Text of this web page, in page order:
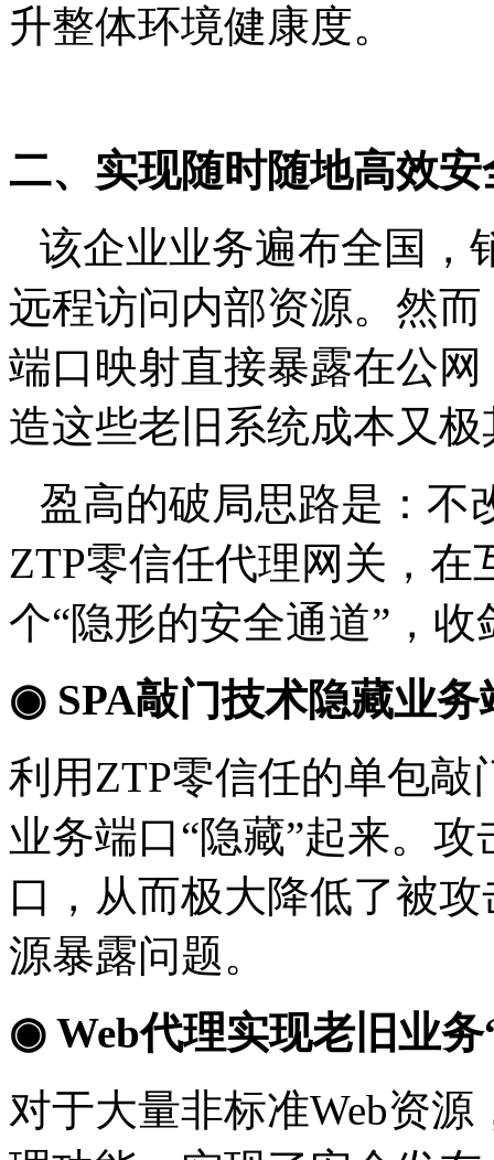
升整体环境健康度。
二、实现随时随地高效
该企业业务遍布全国，
远程访问内部资源。然而
端口映射直接暴露在公
造这些老旧系统成本又
盈高的破局思路是：不
ZTP零信任代理网关，在
个“隐形的安全通道”，
◉ SPA敲门技术隐藏业务
利用ZTP零信任的单包敲
业务端口“隐藏”起来。
口，从而极大降低了被
源暴露问题。
◉ Web代理实现老旧业
对于大量非标准Web资源